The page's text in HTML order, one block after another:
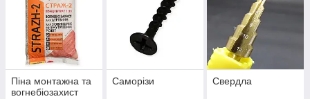
Піна монтажна та
вогнебіозахист
Саморізи Свердла